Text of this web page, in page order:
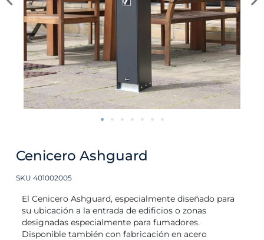
Cenicero Ashguard
SKU 401002005
El Cenicero Ashguard, especialmente diseñado para
su ubicación a la entrada de edificios o zonas
designadas especialmente para fumadores.
Disponible también con fabricación en acero